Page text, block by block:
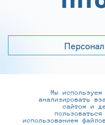
+7 (495) 737-
127273, г. Москва,
Мы
анализировать
сайтом и
использованием